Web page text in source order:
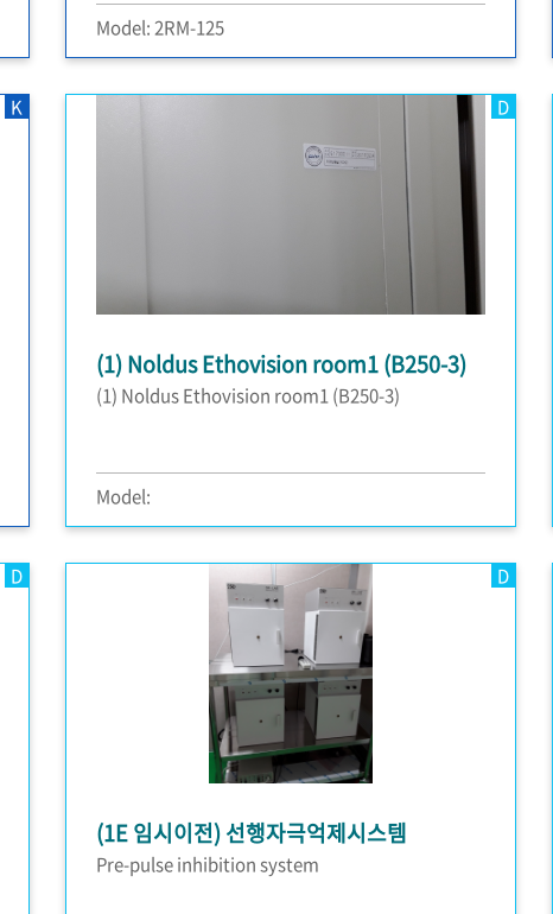
Model: 2RM-125
K
(1) Noldus Ethovision room1 (B250-3)
(1) Noldus Ethovision room1 (B250-3)
Model:
D
D
(1E 임시이전) 선행자극억제시스템
Pre-pulse inhibition system
D